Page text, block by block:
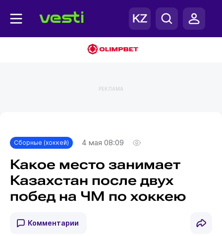
РЕКЛАМА
Сборные (хоккей) 4 мая 08:09
Какое место занимает
Казахстан после двух
побед на ЧМ по хоккею
Комментарии